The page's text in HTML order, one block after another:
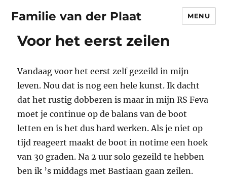
Familie van der Plaat MENU
Voor het eerst zeilen
Vandaag voor het eerst zelf gezeild in mijn
leven. Nou dat is nog een hele kunst. Ik dacht
dat het rustig dobberen is maar in mijn RS Feva
moet je continue op de balans van de boot
letten en is het dus hard werken. Als je niet op
tijd reageert maakt de boot in notime een hoek
van 30 graden. Na 2 uur solo gezeild te hebben
ben ik ’s middags met Bastiaan gaan zeilen.